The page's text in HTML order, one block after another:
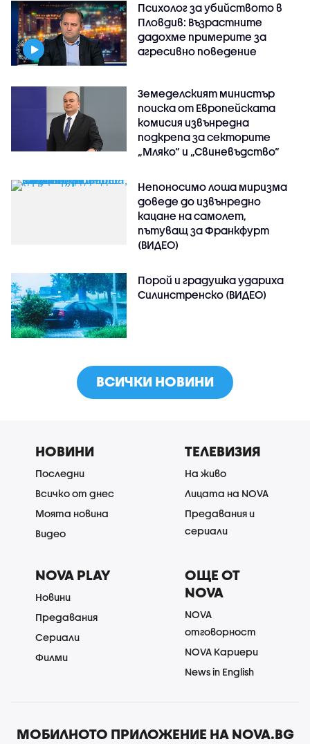
Психолог за убийството в
Пловдив: Възрастните
дадохме примерите за
агресивно поведение
Земеделският министър
поиска от Европейската
комисия извънредна
подкрепа за секторите
„Мляко“ и „Свиневъдство“
Непоносимо лоша миризма
доведе до извънредно
кацане на самолет,
пътуващ за Франкфурт
(ВИДЕО)
Порой и градушка удариха
Силинстренско (ВИДЕО)
ВСИЧКИ НОВИНИ
НОВИНИ
Последни
Всичко от днес
Моята новина
Видео
ТЕЛЕВИЗИЯ
На живо
Лицата на NOVA
Предавания и
сериали
NOVA PLAY
Новини
Предавания
Сериали
Филми
ОЩЕ ОТ
NOVA
NOVA
отговорност
NOVA Кариери
News in English
МОБИЛНОТО ПРИЛОЖЕНИЕ НА NOVA.BG